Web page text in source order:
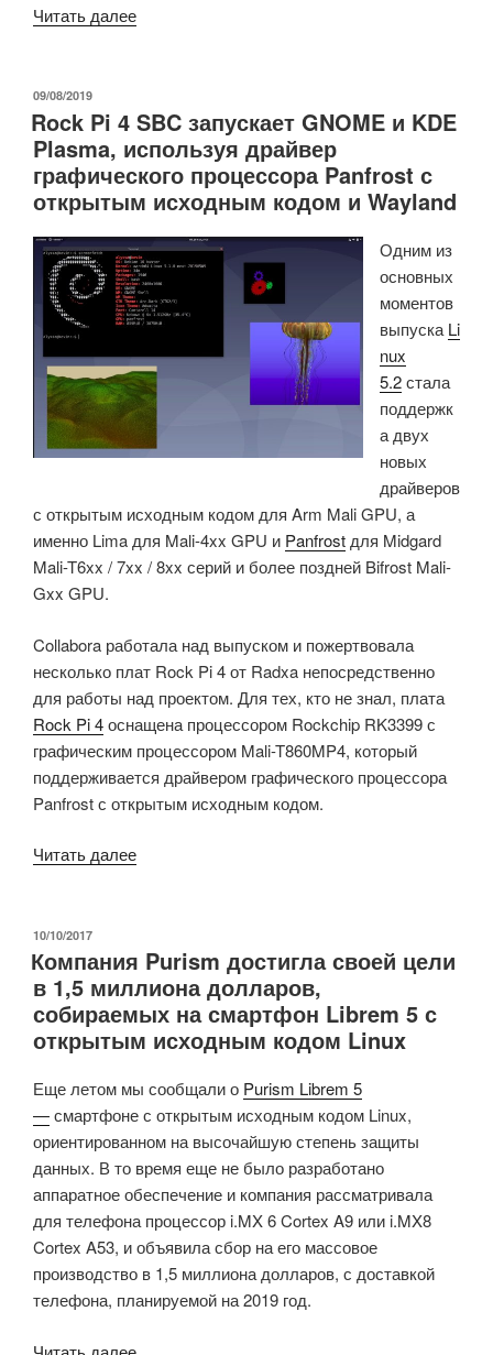
Читать далее«Debian
с
Linux
6.12,
официальной
64-
бит
RISC-
V»
ОПУБЛИКОВАНО
09/08/2019
Rock Pi 4 SBC запускает GNOME и KDE
Plasma, используя драйвер
графического процессора Panfrost с
открытым исходным кодом и Wayland
Одним из
основных
моментов
выпуска Li
nux
5.2стала
поддержк
а двух
новых
драйверов
с открытым исходным кодом для Arm Mali GPU, а
именно Lima для Mali-4xx GPU и Panfrost для Midgard
Mali-T6xx / 7xx / 8xx серий и более поздней Bifrost Mali-
Gxx GPU.
Collabora работала над выпуском и пожертвовала
несколько плат Rock Pi 4 от Radxa непосредственно
для работы над проектом. Для тех, кто не знал, плата
Rock Pi 4оснащена процессором Rockchip RK3399 с
графическим процессором Mali-T860MP4, который
поддерживается драйвером графического процессора
Panfrost с открытым исходным кодом.
Читать далее«Rock
запускает
GNOME
и
KDE
используя
драйвер
графического
процессора
Panfrost
с
открытым
исходным
кодом
ОПУБЛИКОВАНО
10/10/2017
Компания Purism достигла своей цели
в 1,5 миллиона долларов,
собираемых на смартфон Librem 5 с
открытым исходным кодом Linux
Еще летом мы сообщали о Purism Librem 5
—смартфоне с открытым исходным кодом Linux,
ориентированном на высочайшую степень защиты
данных. В то время еще не было разработано
аппаратное обеспечение и компания рассматривала
для телефона процессор i.MX 6 Cortex A9 или i.MX8
Cortex A53, и объявила сбор на его массовое
производство в 1,5 миллиона долларов, с доставкой
телефона, планируемой на 2019 год.
«Компания